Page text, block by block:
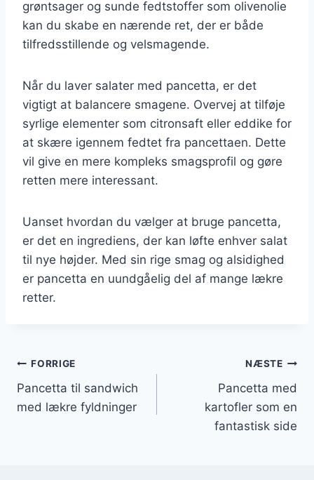
grøntsager og sunde fedtstoffer som olivenolie
kan du skabe en nærende ret, der er både
tilfredsstillende og velsmagende.
Når du laver salater med pancetta, er det
vigtigt at balancere smagene. Overvej at tilføje
syrlige elementer som citronsaft eller eddike for
at skære igennem fedtet fra pancettaen. Dette
vil give en mere kompleks smagsprofil og gøre
retten mere interessant.
Uanset hvordan du vælger at bruge pancetta,
er det en ingrediens, der kan løfte enhver salat
til nye højder. Med sin rige smag og alsidighed
er pancetta en uundgåelig del af mange lækre
retter.
Indlægsnavigation
FORRIGE
Pancetta til sandwich
med lækre fyldninger
NÆSTE
Pancetta med
kartofler som en
fantastisk side